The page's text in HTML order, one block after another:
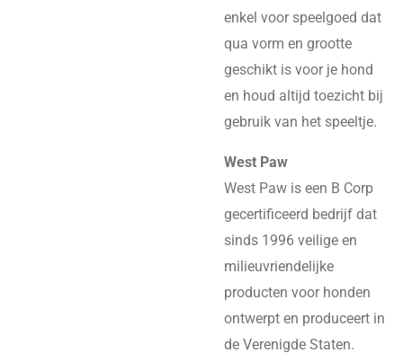
enkel voor speelgoed dat
qua vorm en grootte
geschikt is voor je hond
en houd altijd toezicht bij
gebruik van het speeltje.
West Paw
West Paw is een B Corp
gecertificeerd bedrijf dat
sinds 1996 veilige en
milieuvriendelijke
producten voor honden
ontwerpt en produceert in
de Verenigde Staten.